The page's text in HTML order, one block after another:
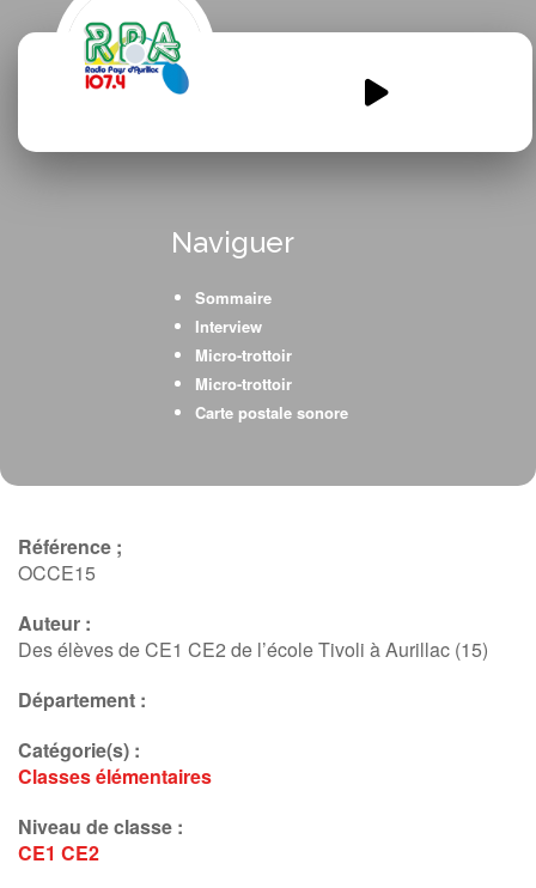
TIVOLI-Emission-3-
Naviguer
Sommaire
Interview
Micro-trottoir
Micro-trottoir
Carte postale sonore
Référence ;
OCCE15
Auteur :
Des élèves de CE1 CE2 de l’école Tivoli à Aurillac (15)
Département :
Catégorie(s) :
Classes élémentaires
Niveau de classe :
CE1 CE2